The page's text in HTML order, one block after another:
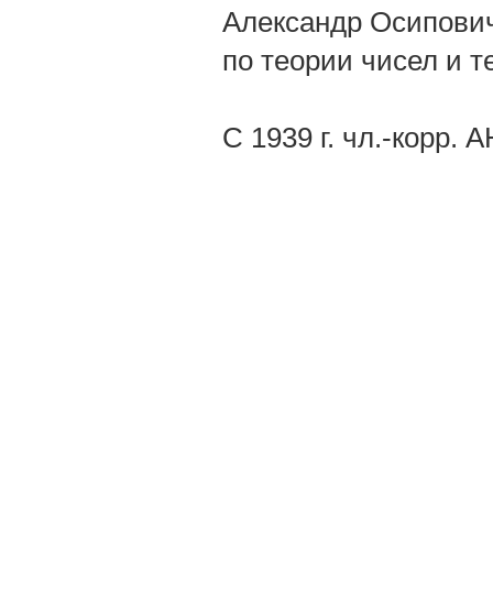
Александр
по теории чисел и
С 1939 г. чл.-корр.